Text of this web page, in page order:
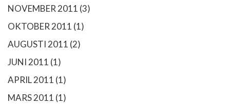
NOVEMBER 2011 (3)
OKTOBER 2011 (1)
AUGUSTI 2011 (2)
JUNI 2011 (1)
APRIL 2011 (1)
MARS 2011 (1)